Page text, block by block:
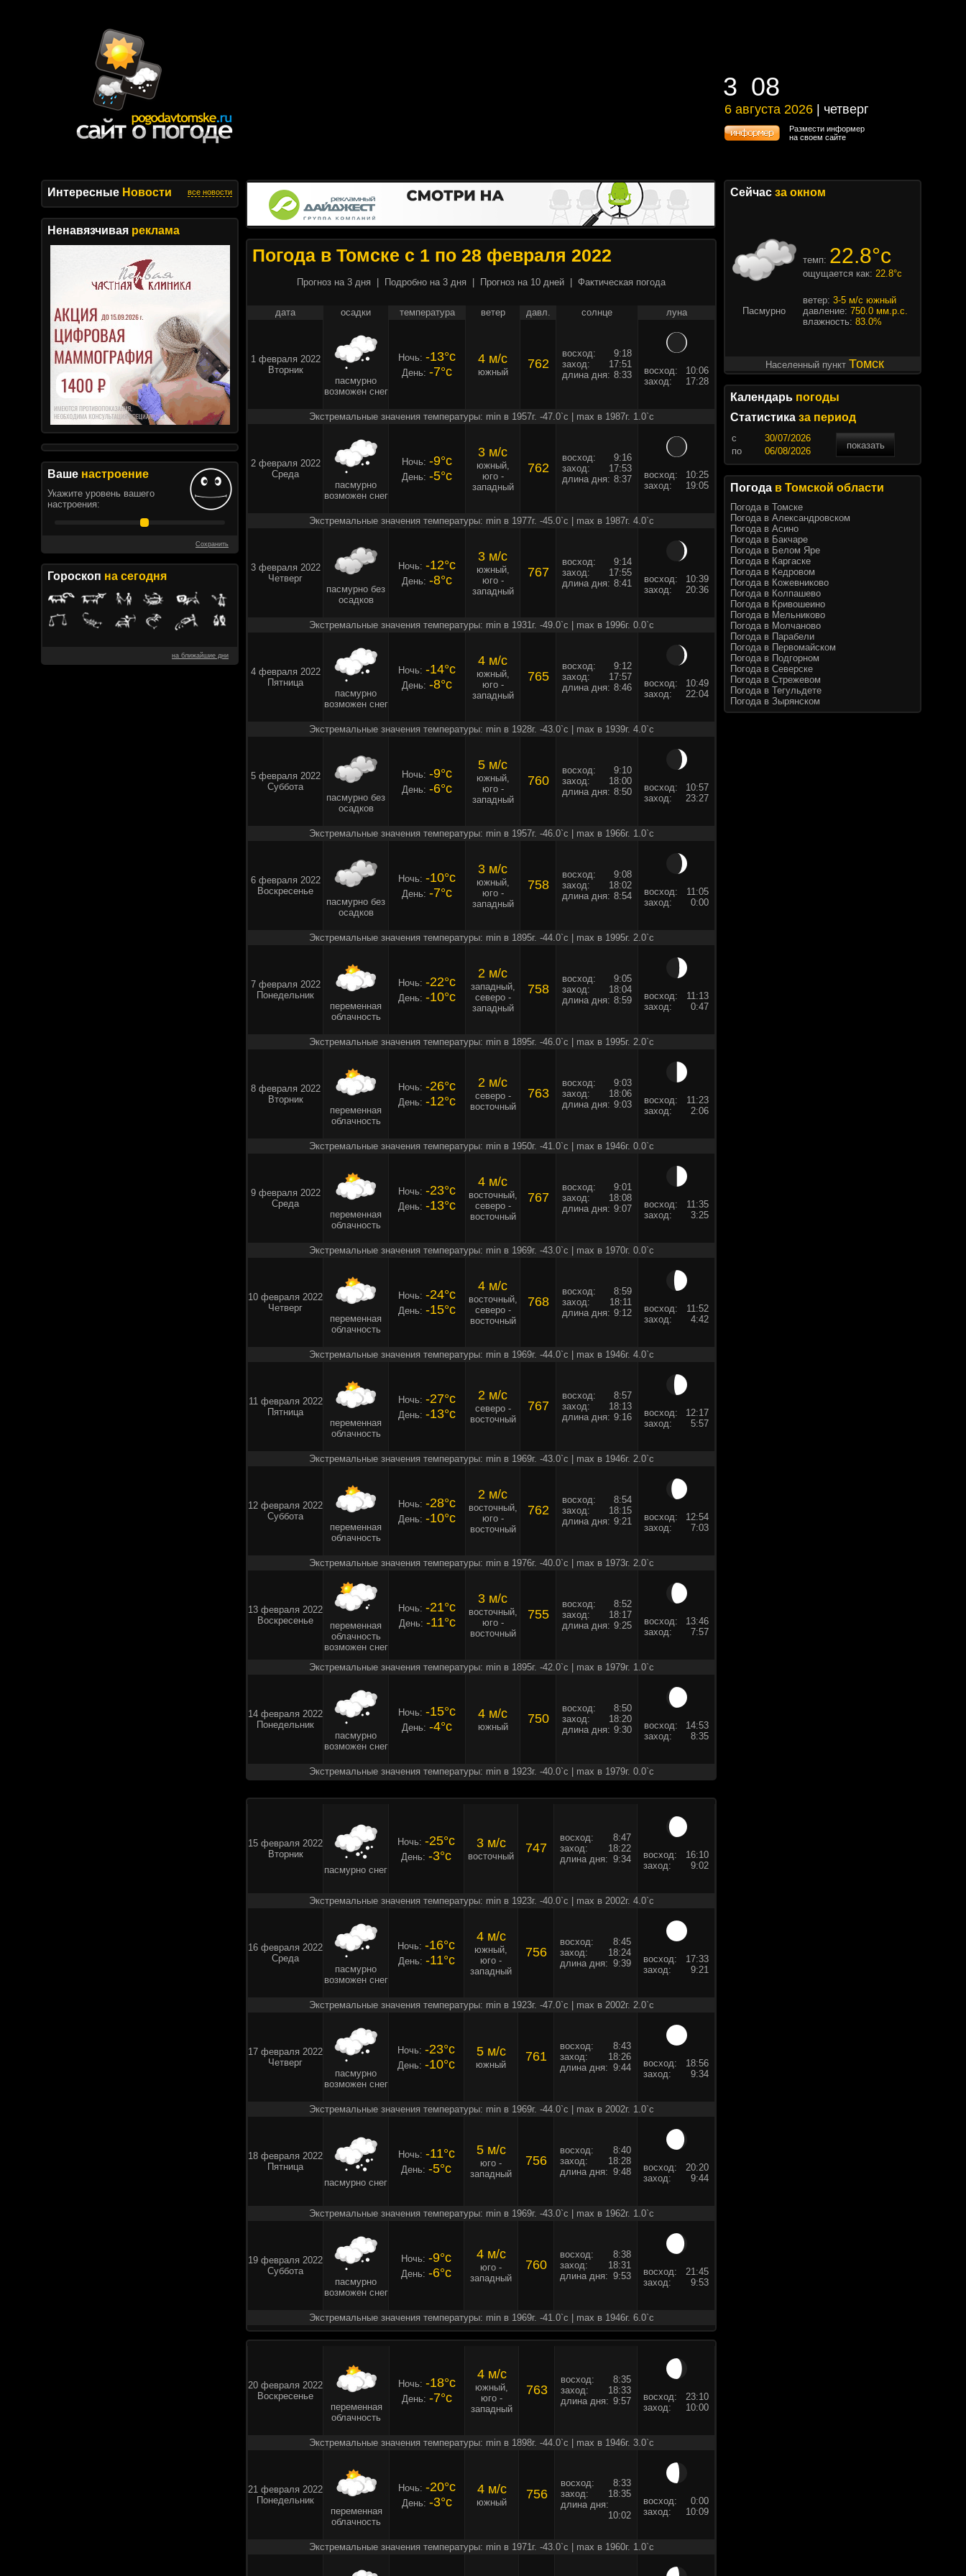
3 08
3 08
6 августа 2026 | четверг
6 августа 2026 | четверг
Размести информер
на своем сайте
Интересные Новости все новости
Ненавязчивая реклама
Ваше настроение
Укажите уровень вашего
настроения:
Сохранить
Гороскоп на сегодня
на ближайшие дни
Погода в Томске с 1 по 28 февраля 2022
Прогноз на 3 дня Подробно на 3 дня Прогноз на 10 дней Фактическая погода
дата осадки температура ветер давл. солнце луна
1 февраля 2022
Вторник
пасмурно
возможен снег
Ночь: -13°c
День: -7°c
4 м/c
южный
762
восход:
9:18
заход:
17:51
длина дня: 8:33 восход:
10:06
заход:
17:28
Экстремальные значения температуры: min в 1957г. -47.0`c | max в 1987г. 1.0`c
2 февраля 2022
Среда
пасмурно
возможен снег
Ночь: -9°c
День: -5°c
3 м/c
южный,
юго -
западный
762
восход:
9:16
заход:
17:53
длина дня: 8:37 восход:
10:25
заход:
19:05
Экстремальные значения температуры: min в 1977г. -45.0`c | max в 1987г. 4.0`c
3 февраля 2022
Четверг
пасмурно без
осадков
Ночь: -12°c
День: -8°c
3 м/c
южный,
юго -
западный
767
восход:
9:14
заход:
17:55
длина дня: 8:41 восход:
10:39
заход:
20:36
Экстремальные значения температуры: min в 1931г. -49.0`c | max в 1996г. 0.0`c
4 февраля 2022
Пятница
пасмурно
возможен снег
Ночь: -14°c
День: -8°c
4 м/c
южный,
юго -
западный
765
восход:
9:12
заход:
17:57
длина дня: 8:46 восход:
10:49
заход:
22:04
Экстремальные значения температуры: min в 1928г. -43.0`c | max в 1939г. 4.0`c
5 февраля 2022
Суббота
пасмурно без
осадков
Ночь: -9°c
День: -6°c
5 м/c
южный,
юго -
западный
760
восход:
9:10
заход:
18:00
длина дня: 8:50 восход:
10:57
заход:
23:27
Экстремальные значения температуры: min в 1957г. -46.0`c | max в 1966г. 1.0`c
6 февраля 2022
Воскресенье
пасмурно без
осадков
Ночь: -10°c
День: -7°c
3 м/c
южный,
юго -
западный
758
восход:
9:08
заход:
18:02
длина дня: 8:54 восход:
11:05
заход:
0:00
Экстремальные значения температуры: min в 1895г. -44.0`c | max в 1995г. 2.0`c
7 февраля 2022
Понедельник
переменная
облачность
Ночь: -22°c
День: -10°c
2 м/c
западный,
северо -
западный
758
восход:
9:05
заход:
18:04
длина дня: 8:59 восход:
11:13
заход:
0:47
Экстремальные значения температуры: min в 1895г. -46.0`c | max в 1995г. 2.0`c
8 февраля 2022
Вторник
переменная
облачность
Ночь: -26°c
День: -12°c
2 м/c
северо -
восточный
763
восход:
9:03
заход:
18:06
длина дня: 9:03 восход:
11:23
заход:
2:06
Экстремальные значения температуры: min в 1950г. -41.0`c | max в 1946г. 0.0`c
9 февраля 2022
Среда
переменная
облачность
Ночь: -23°c
День: -13°c
4 м/c
восточный,
северо -
восточный
767
восход:
9:01
заход:
18:08
длина дня: 9:07 восход:
11:35
заход:
3:25
Экстремальные значения температуры: min в 1969г. -43.0`c | max в 1970г. 0.0`c
10 февраля 2022
Четверг
переменная
облачность
Ночь: -24°c
День: -15°c
4 м/c
восточный,
северо -
восточный
768
восход:
8:59
заход:
18:11
длина дня: 9:12 восход:
11:52
заход:
4:42
Экстремальные значения температуры: min в 1969г. -44.0`c | max в 1946г. 4.0`c
11 февраля 2022
Пятница
переменная
облачность
Ночь: -27°c
День: -13°c
2 м/c
северо -
восточный
767
восход:
8:57
заход:
18:13
длина дня: 9:16 восход:
12:17
заход:
5:57
Экстремальные значения температуры: min в 1969г. -43.0`c | max в 1946г. 2.0`c
12 февраля 2022
Суббота
переменная
облачность
Ночь: -28°c
День: -10°c
2 м/c
восточный,
юго -
восточный
762
восход:
8:54
заход:
18:15
длина дня: 9:21 восход:
12:54
заход:
7:03
Экстремальные значения температуры: min в 1976г. -40.0`c | max в 1973г. 2.0`c
13 февраля 2022
Воскресенье
переменная
облачность
возможен снег
Ночь: -21°c
День: -11°c
3 м/c
восточный,
юго -
восточный
755
восход:
8:52
заход:
18:17
длина дня: 9:25 восход:
13:46
заход:
7:57
Экстремальные значения температуры: min в 1895г. -42.0`c | max в 1979г. 1.0`c
14 февраля 2022
Понедельник
пасмурно
возможен снег
Ночь: -15°c
День: -4°c
4 м/c
южный
750
восход:
8:50
заход:
18:20
длина дня: 9:30 восход:
14:53
заход:
8:35
Экстремальные значения температуры: min в 1923г. -40.0`c | max в 1979г. 0.0`c
15 февраля 2022
Вторник
пасмурно снег
Ночь: -25°c
День: -3°c
3 м/c
восточный
747
восход:
8:47
заход:
18:22
длина дня: 9:34 восход:
16:10
заход:
9:02
Экстремальные значения температуры: min в 1923г. -40.0`c | max в 2002г. 4.0`c
16 февраля 2022
Среда
пасмурно
возможен снег
Ночь: -16°c
День: -11°c
4 м/c
южный,
юго -
западный
756
восход:
8:45
заход:
18:24
длина дня: 9:39 восход:
17:33
заход:
9:21
Экстремальные значения температуры: min в 1923г. -47.0`c | max в 2002г. 2.0`c
17 февраля 2022
Четверг
пасмурно
возможен снег
Ночь: -23°c
День: -10°c
5 м/c
южный
761
восход:
8:43
заход:
18:26
длина дня: 9:44 восход:
18:56
заход:
9:34
Экстремальные значения температуры: min в 1969г. -44.0`c | max в 2002г. 1.0`c
18 февраля 2022
Пятница
пасмурно снег
Ночь: -11°c
День: -5°c
5 м/c
юго -
западный
756
восход:
8:40
заход:
18:28
длина дня: 9:48 восход:
20:20
заход:
9:44
Экстремальные значения температуры: min в 1969г. -43.0`c | max в 1962г. 1.0`c
19 февраля 2022
Суббота
пасмурно
возможен снег
Ночь: -9°c
День: -6°c
4 м/c
юго -
западный
760
восход:
8:38
заход:
18:31
длина дня: 9:53 восход:
21:45
заход:
9:53
Экстремальные значения температуры: min в 1969г. -41.0`c | max в 1946г. 6.0`c
20 февраля 2022
Воскресенье
переменная
облачность
Ночь: -18°c
День: -7°c
4 м/c
южный,
юго -
западный
763
восход:
8:35
заход:
18:33
длина дня: 9:57 восход:
23:10
заход:
10:00
Экстремальные значения температуры: min в 1898г. -44.0`c | max в 1946г. 3.0`c
21 февраля 2022
Понедельник
переменная
облачность
Ночь: -20°c
День: -3°c
4 м/c
южный
756
восход:
8:33
заход:
18:35
длина дня:
10:02
восход:
0:00
заход:
10:09
Экстремальные значения температуры: min в 1971г. -43.0`c | max в 1960г. 1.0`c
Сейчас за окном
темп: 22.8°c
ощущается как: 22.8°c
Пасмурно
ветер: 3-5 м/с южный
давление: 750.0 мм.р.с.
влажность: 83.0%
Населенный пункт Томск
Календарь погоды
Статистика за период
c
показать
по
Погода в Томской области
Погода в Томске
Погода в Александровском
Погода в Асино
Погода в Бакчаре
Погода в Белом Яре
Погода в Каргаске
Погода в Кедровом
Погода в Кожевниково
Погода в Колпашево
Погода в Кривошеино
Погода в Мельниково
Погода в Молчаново
Погода в Парабели
Погода в Первомайском
Погода в Подгорном
Погода в Северске
Погода в Стрежевом
Погода в Тегульдете
Погода в Зырянском